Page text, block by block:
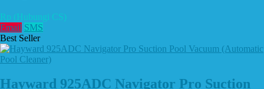
Rp (Hubungi CS)
Email SMS
Best Seller
Hayward 925ADC Navigator Pro Suction